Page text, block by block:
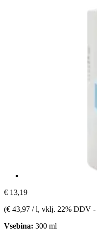
€ 13,19
(€ 43,97 / l, vklj. 22% DDV -
Vsebina: 300 ml